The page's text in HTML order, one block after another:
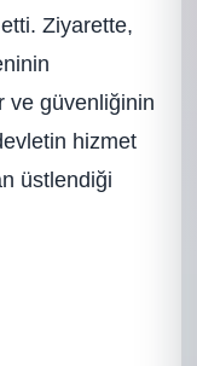
Ziyarette,
ve güvenliğinin
hizmet
üstlendiği